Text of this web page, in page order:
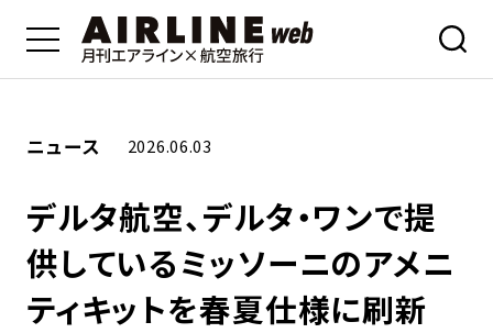
ニュース 2026.06.03
デルタ航空、デルタ・ワンで提
供しているミッソーニのアメニ
ティキットを春夏仕様に刷新